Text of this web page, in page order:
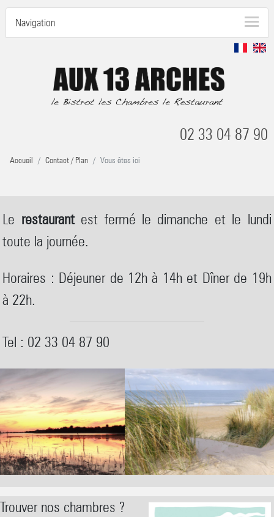
02 33 04 87 90
Navigation
Accueil Contact / Plan Vous êtes ici
Le restaurantest fermé le dimanche et le lundi
toute la journée.
Horaires : Déjeuner de 12h à 14h et Dîner de 19h
à 22h.
Tel : 02 33 04 87 90
Trouver nos chambres ?